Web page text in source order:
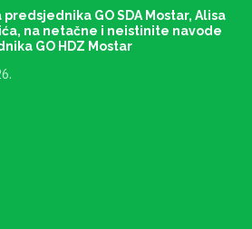
predsjednika GO SDA Mostar, Alisa
na netačne i neistinite navode
GO HDZ Mostar